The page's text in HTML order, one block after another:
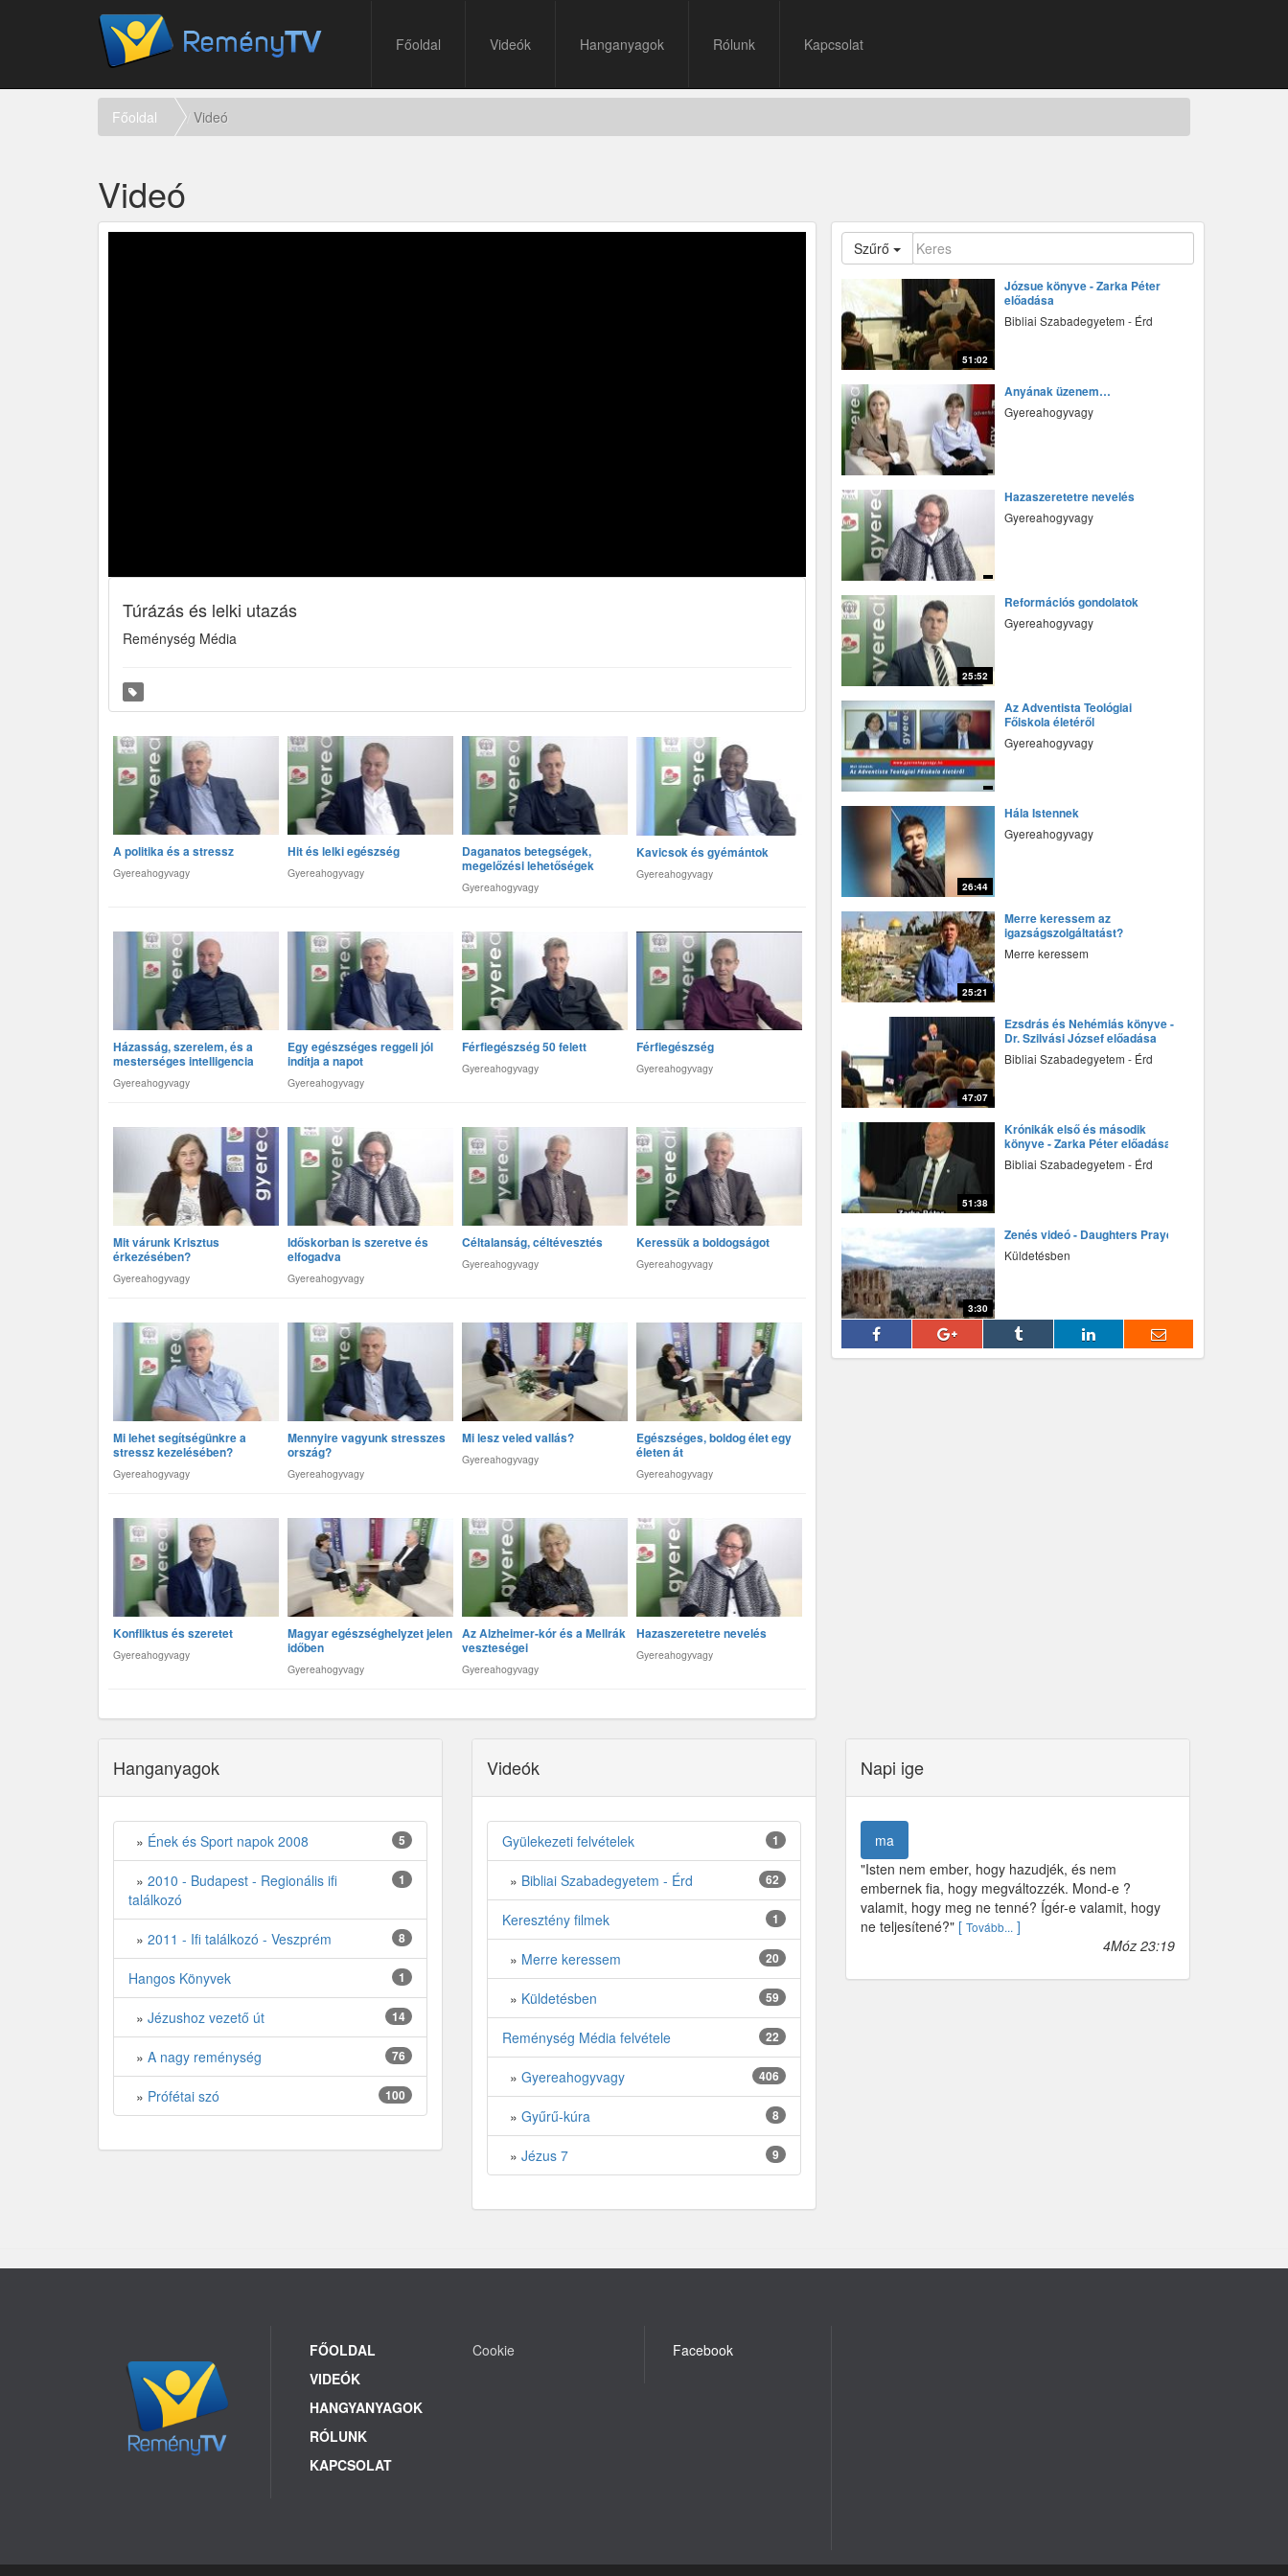
Főoldal Videók Hanganyagok Rólunk Kapcsolat
Főoldal Videó
Videó
Túrázás és lelki utazás
Reménység Média
A politika és a stressz
Gyereahogyvagy
Hit és lelki egészség
Gyereahogyvagy
Daganatos betegségek,
megelőzési lehetőségek
Gyereahogyvagy
Kavicsok és gyémántok
Gyereahogyvagy
Házasság, szerelem, és a
mesterséges intelligencia
Gyereahogyvagy
Egy egészséges reggeli jól
indítja a napot
Gyereahogyvagy
Férfiegészség 50 felett
Gyereahogyvagy
Férfiegészség
Gyereahogyvagy
Mit várunk Krisztus
érkezésében?
Gyereahogyvagy
Időskorban is szeretve és
elfogadva
Gyereahogyvagy
Céltalanság, céltévesztés
Gyereahogyvagy
Keressük a boldogságot
Gyereahogyvagy
Mi lehet segítségünkre a
stressz kezelésében?
Gyereahogyvagy
Mennyire vagyunk stresszes
ország?
Gyereahogyvagy
Mi lesz veled vallás?
Gyereahogyvagy
Egészséges, boldog élet egy
életen át
Gyereahogyvagy
Konfliktus és szeretet
Gyereahogyvagy
Magyar egészséghelyzet jelen
időben
Gyereahogyvagy
Az Alzheimer-kór és a Mellrák
veszteségei
Gyereahogyvagy
Hazaszeretetre nevelés
Gyereahogyvagy
Szűrő
51:02
fff
Józsue könyve - Zarka Péter
előadása
Bibliai Szabadegyetem - Érd
Anyának üzenem…
Gyereahogyvagy
fff
Hazaszeretetre nevelés
Gyereahogyvagy
25:52
fff
Reformációs gondolatok
Gyereahogyvagy
fff
Az Adventista Teológiai
Főiskola életéről
Gyereahogyvagy
26:44
fff
Hála Istennek
Gyereahogyvagy
25:21
fff
Merre keressem az
igazságszolgáltatást?
Merre keressem
47:07
fff
Ezsdrás és Nehémiás könyve -
Dr. Szilvási József előadása
Bibliai Szabadegyetem - Érd
51:38
fff
Krónikák első és második
könyve - Zarka Péter előadása
Bibliai Szabadegyetem - Érd
3:30
Zenés videó - Daughters Prayer
Küldetésben
Hanganyagok
5
» Ének és Sport napok 2008
1
» 2010 - Budapest - Regionális ifi
találkozó
8
» 2011 - Ifi találkozó - Veszprém
1
Hangos Könyvek
14
» Jézushoz vezető út
76
» A nagy reménység
100
» Prófétai szó
Videók
1
Gyülekezeti felvételek
62
» Bibliai Szabadegyetem - Érd
1
Keresztény filmek
20
» Merre keressem
59
» Küldetésben
22
Reménység Média felvétele
406
» Gyereahogyvagy
8
» Gyűrű-kúra
9
» Jézus 7
Napi ige
ma
"Isten nem ember, hogy hazudjék, és nem
embernek fia, hogy megváltozzék. Mond-e ?
valamit, hogy meg ne tenné? Ígér-e valamit, hogy
ne teljesítené?" [ Tovább... ]
4Móz 23:19
FŐOLDAL
VIDEÓK
HANGYANYAGOK
RÓLUNK
KAPCSOLAT
Cookie Facebook